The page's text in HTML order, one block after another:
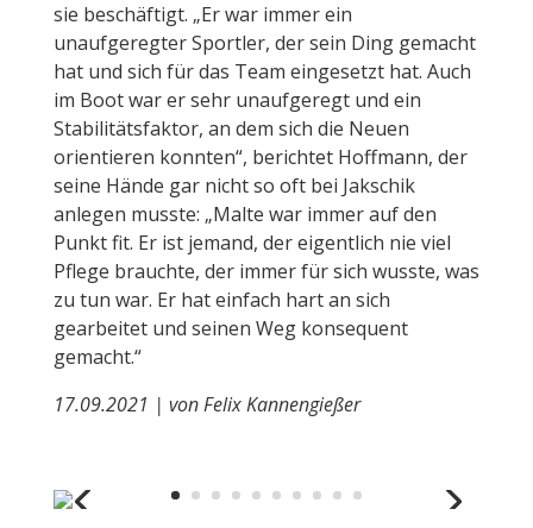
sie beschäftigt. „Er war immer ein
unaufgeregter Sportler, der sein Ding gemacht
hat und sich für das Team eingesetzt hat. Auch
im Boot war er sehr unaufgeregt und ein
Stabilitätsfaktor, an dem sich die Neuen
orientieren konnten“, berichtet Hoffmann, der
seine Hände gar nicht so oft bei Jakschik
anlegen musste: „Malte war immer auf den
Punkt fit. Er ist jemand, der eigentlich nie viel
Pflege brauchte, der immer für sich wusste, was
zu tun war. Er hat einfach hart an sich
gearbeitet und seinen Weg konsequent
gemacht.“
17.09.2021 | von Felix Kannengießer